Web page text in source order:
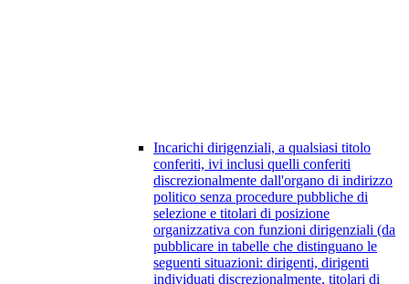
Incarichi dirigenziali, a qualsiasi titolo
conferiti, ivi inclusi quelli conferiti
discrezionalmente dall'organo di indirizzo
politico senza procedure pubbliche di
selezione e titolari di posizione
organizzativa con funzioni dirigenziali (da
pubblicare in tabelle che distinguano le
seguenti situazioni: dirigenti, dirigenti
individuati discrezionalmente, titolari di